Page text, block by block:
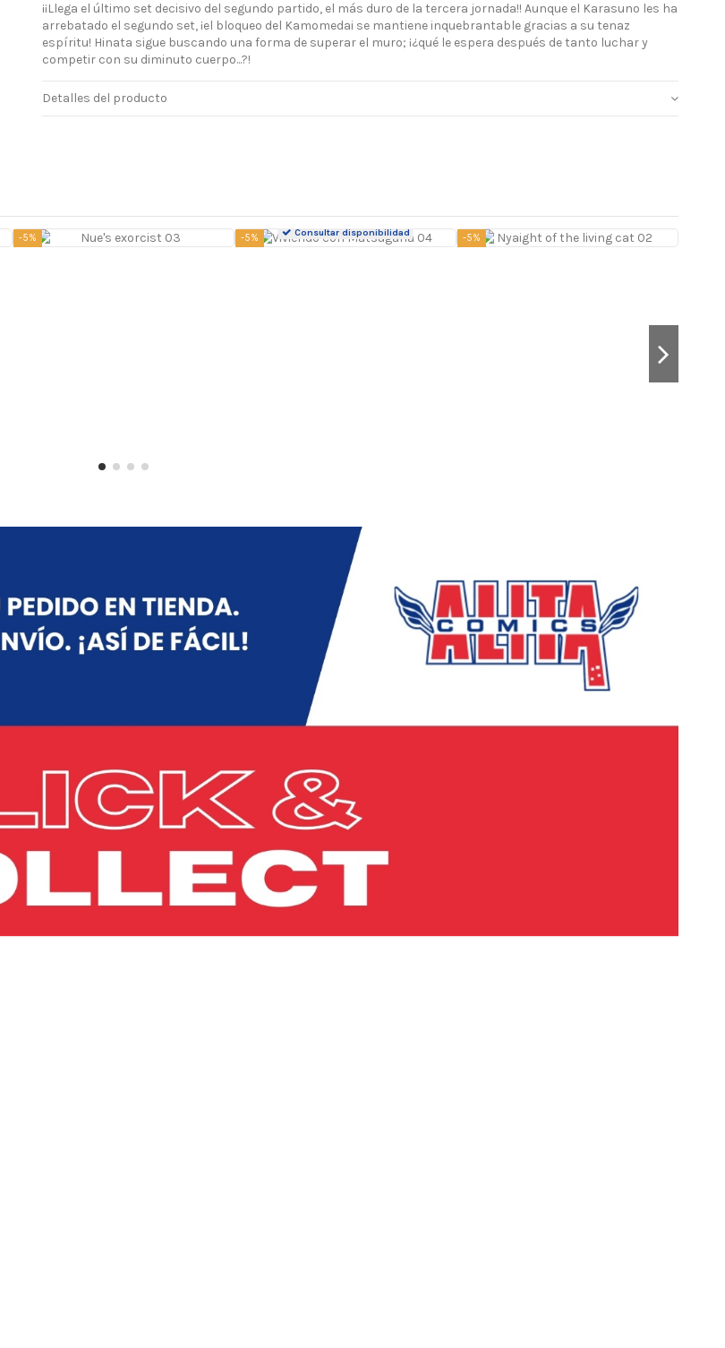
¡¡Llega el último set decisivo del segundo partido, el más duro de la tercera jornada!! Aunque el Karasuno les ha
arrebatado el segundo set, ¡el bloqueo del Kamomedai se mantiene inquebrantable gracias a su tenaz
espíritu! Hinata sigue buscando una forma de superar el muro; ¡¿qué le espera después de tanto luchar y
competir con su diminuto cuerpo...?!
Detalles del producto
-5% -5% Consultar disponibilidad -5%